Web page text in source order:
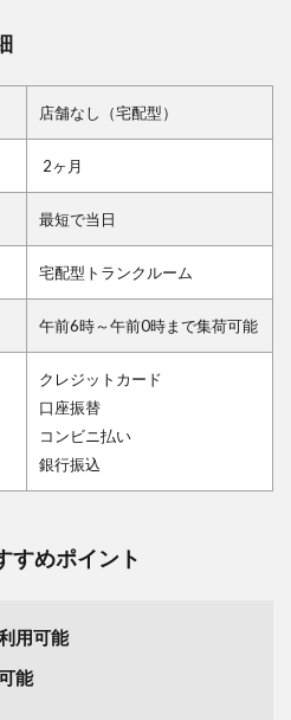
店舗なし（宅配型）
2ヶ月
最短で当日
宅配型トランクルーム
午前6時～午前0時まで集荷可能
クレジットカード
口座振替
コンビニ払い
銀行振込
すめポイント
用可能
能